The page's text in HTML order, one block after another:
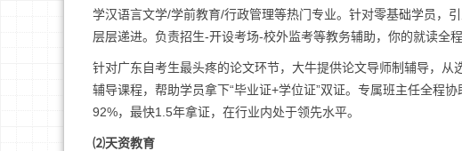
学汉语言文学/学前教育/行政管理等热门专业。针对零基础学员，
层层递进。负责招生-开设考场-校外监考等教务辅助，你的就读全
针对广东自考生最头疼的论文环节，大牛提供论文导师制辅导，
辅导课程，帮助学员拿下“毕业证+学位证”双证。专属班主任全程
92%，最快1.5年拿证，在行业内处于领先水平。
⑵天资教育